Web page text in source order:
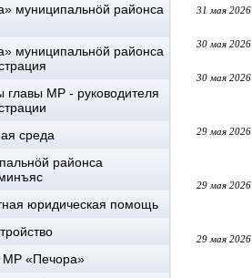
муниципальнöй районса
муниципальнöй районса
главы МР - руководителя
среда
районса
юридическая помощь
МР «Печора»
31 мая 2026
30 мая 2026
30 мая 2026
29 мая 2026
29 мая 2026
29 мая 2026